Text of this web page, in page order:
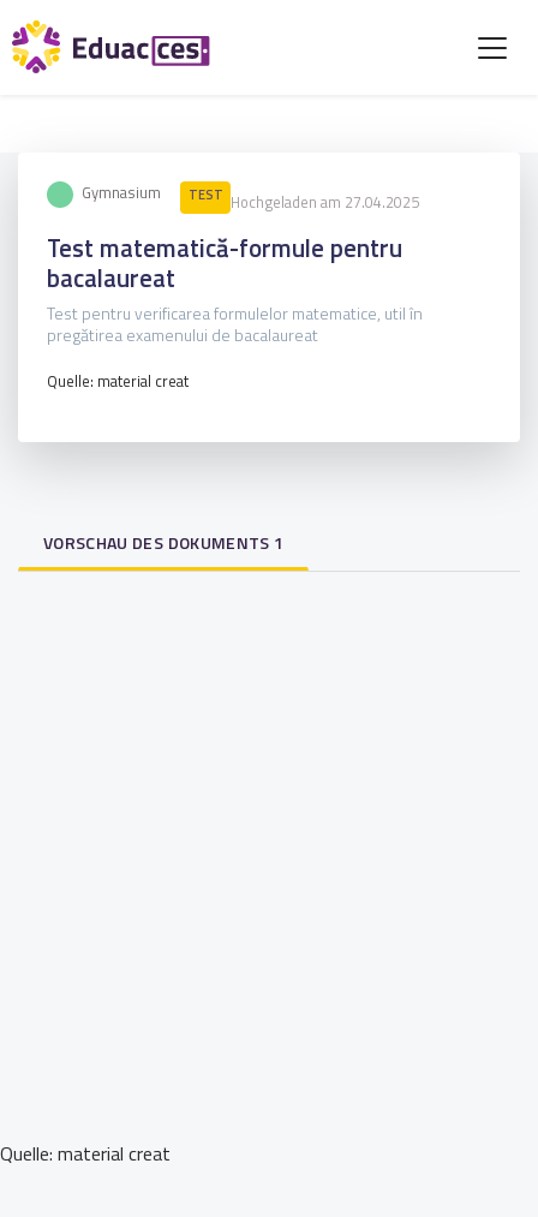
Gymnasium TEST Hochgeladen am 27.04.2025
Test matematică-formule pentru
bacalaureat
Test pentru verificarea formulelor matematice, util în
pregătirea examenului de bacalaureat
Quelle: material creat
VORSCHAU DES DOKUMENTS 1
Quelle: material creat